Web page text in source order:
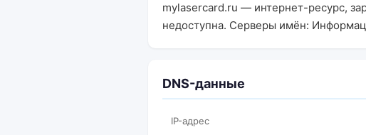
mylasercard.ru — интернет-ресурс,
недоступна. Серверы имён:
DNS-данные
IP-адрес